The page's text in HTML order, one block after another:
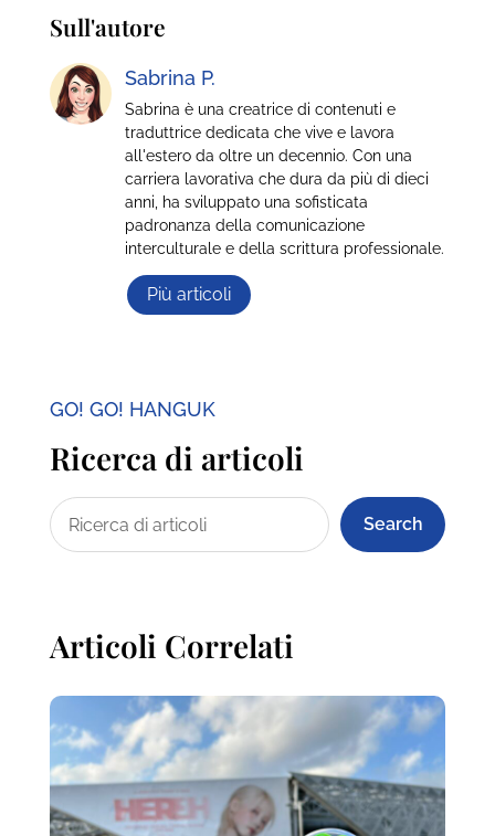
Sull'autore
Sabrina P.
Sabrina è una creatrice di contenuti e
traduttrice dedicata che vive e lavora
all'estero da oltre un decennio. Con una
carriera lavorativa che dura da più di dieci
anni, ha sviluppato una sofisticata
padronanza della comunicazione
interculturale e della scrittura professionale.
Più articoli
GO! GO! HANGUK
Ricerca di articoli
Search
Articoli Correlati